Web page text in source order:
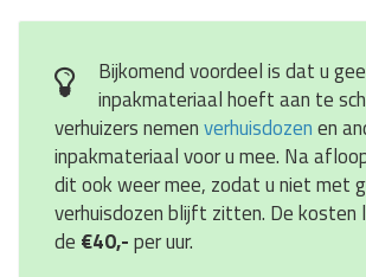
Bijkomend voordeel is dat u
inpakmateriaal hoeft aan te
verhuizers nemenverhuisdozenen
inpakmateriaal voor u mee. Na
dit ook weer mee, zodat u niet met
verhuisdozen blijft zitten. De kosten
de €40,-per uur.